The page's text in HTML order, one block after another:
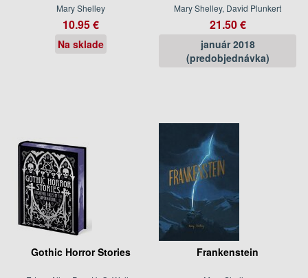
Mary Shelley
10.95 €
Na sklade
Mary Shelley, David Plunkert
21.50 €
január 2018
(predobjednávka)
Gothic Horror Stories Frankenstein